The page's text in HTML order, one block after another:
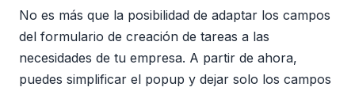
No es más que la posibilidad de adaptar los campos
del formulario de creación de tareas a las
necesidades de tu empresa. A partir de ahora,
puedes simplificar el popup y dejar solo los campos